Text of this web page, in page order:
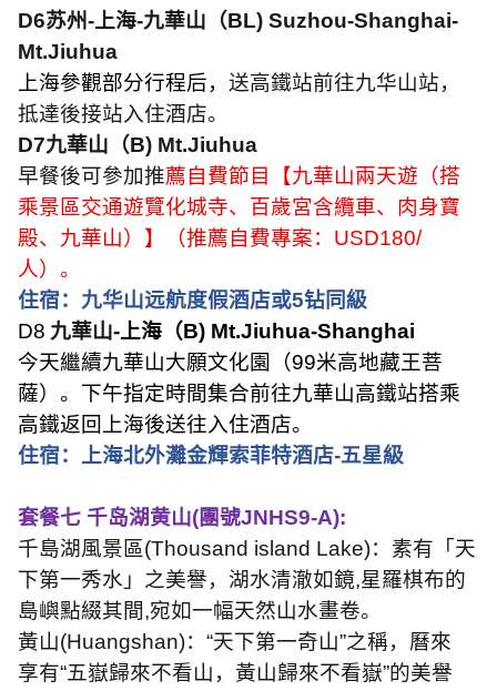
D6苏州-上海-九華山（BL) Suzhou-Shanghai-
Mt.Jiuhua
上海參觀部分行程后， 送高鐵站前往九华山站，
抵達後接站入住酒店。
D7九華山（B) Mt.Jiuhua
早餐後可參加推薦自費節目【九華山兩天遊（搭
乘景區交通遊覽化城寺、百歲宮含纜車、肉身寶
殿、九華山）】（推薦自費專案： USD180/
人）。
住宿：九华山远航度假酒店或5钻同級
D8 九華山-上海（B) Mt.Jiuhua-Shanghai
今天繼續九華山大願文化園（99米高地藏王菩
薩）。下午指定時間集合前往九華山高鐵站搭乘
高鐵返回上海後送往入住酒店。
住宿：上海北外灘金輝索菲特酒店-五星級
套餐七 千岛湖黄山(團號JNHS9-A):
千島湖風景區(Thousand island Lake)：素有「天
下第一秀水」之美譽，湖水清澈如鏡,星羅棋布的
島嶼點綴其間,宛如一幅天然山水畫卷。
黃山(Huangshan)： “天下第一奇山”之稱，曆來
享有“五嶽歸來不看山，黃山歸來不看嶽”的美譽